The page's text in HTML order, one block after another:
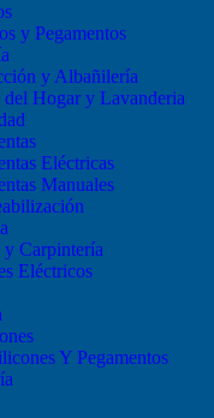
y Pegamentos
y Albañilería
Hogar y Lavanderia
Eléctricas
Manuales
y Carpintería
Eléctricos
Y Pegamentos